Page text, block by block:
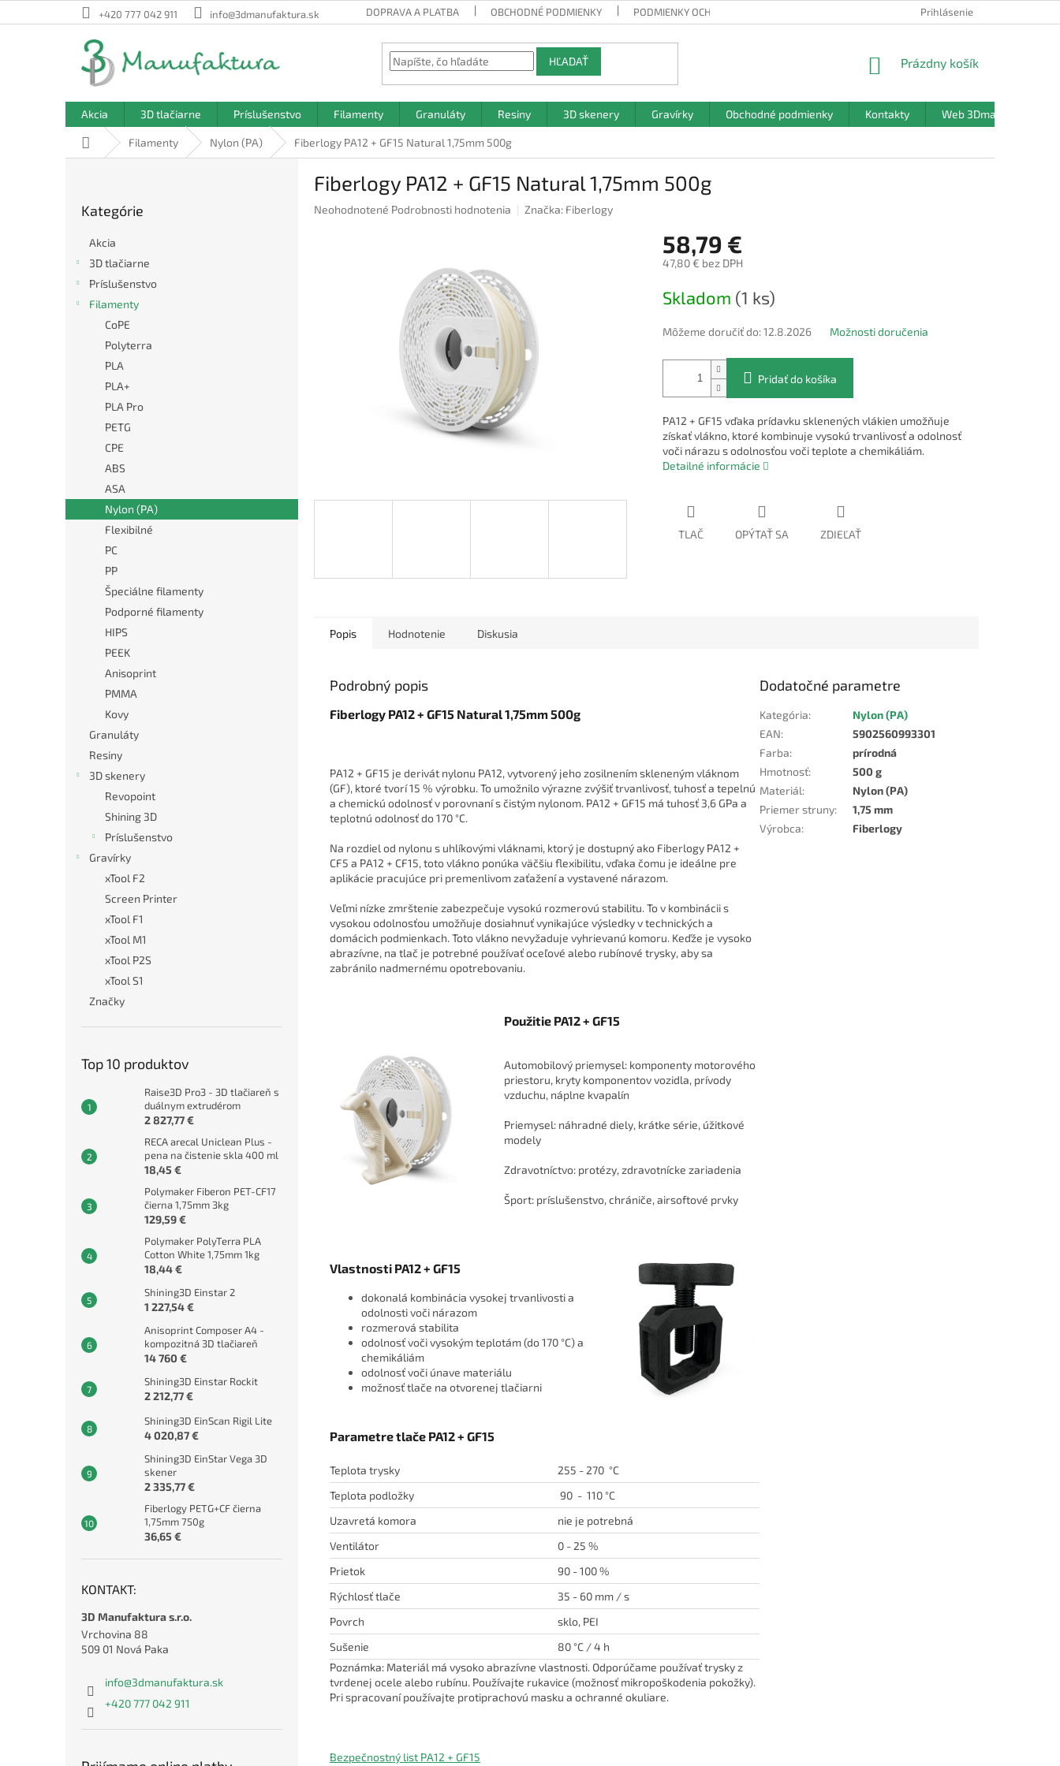
na
+420 777 042 911 info@3dmanufaktura.sk DOPRAVA A PLATBA OBCHODNÉ PODMIENKY PODMIENKY OCHRANY OSOBNÝCH ÚDAJOV Prihlásenie
HĽADAŤ
NÁKUPNÝ
Prázdny košík
Akcia 3D tlačiarne Príslušenstvo Filamenty Granuláty Resiny 3D skenery Gravírky Obchodné podmienky Kontakty Web 3Dmanufaktura.sk
DomovFilamenty Nylon (PA) Fiberlogy PA12 + GF15 Natural 1,75mm 500g
kategórie
Kategórie
Akcia
3D tlačiarne
Príslušenstvo
Filamenty
CoPE
Polyterra
PLA
PLA+
PLA Pro
PETG
CPE
ABS
ASA
Nylon (PA)
Flexibilné
PC
PP
Špeciálne filamenty
Podporné filamenty
HIPS
PEEK
Anisoprint
PMMA
Kovy
Granuláty
Resiny
3D skenery
Revopoint
Shining 3D
Príslušenstvo
Gravírky
xTool F2
Screen Printer
xTool F1
xTool M1
xTool P2S
xTool S1
Značky
Top 10 produktov
Raise3D Pro3 - 3D tlačiareň s
duálnym extrudérom
2 827,77 €
RECA arecal Uniclean Plus -
pena na čistenie skla 400 ml
18,45 €
Polymaker Fiberon PET-CF17
čierna 1,75mm 3kg
129,59 €
Polymaker PolyTerra PLA
Cotton White 1,75mm 1kg
18,44 €
Shining3D Einstar 2
1 227,54 €
Anisoprint Composer A4 -
kompozitná 3D tlačiareň
14 760 €
Shining3D Einstar Rockit
2 212,77 €
Shining3D EinScan Rigil Lite
4 020,87 €
Shining3D EinStar Vega 3D
skener
2 335,77 €
Fiberlogy PETG+CF čierna
1,75mm 750g
36,65 €
KONTAKT:
3D Manufaktura s.r.o.
Vrchovina 88
509 01 Nová Paka
info@3dmanufaktura.sk
+420 777 042 911
Fiberlogy PA12 + GF15 Natural 1,75mm 500g
Priemerné
Neohodnotené Podrobnosti hodnotenia Značka: Fiberlogy
58,79 €
47,80 € bez DPH
cena:
Skladom (1 ks)
Môžeme doručiť do: 12.8.2026 Možnosti doručenia
Pridať do košíka
PA12 + GF15 vďaka prídavku sklenených vlákien umožňuje
získať vlákno, ktoré kombinuje vysokú trvanlivosť a odolnosť
voči nárazu s odolnosťou voči teplote a chemikáliám.
Detailné informácie
TLAČ OPÝTAŤ SA ZDIEĽAŤ
Popis Hodnotenie Diskusia
Podrobný popis
Fiberlogy PA12 + GF15 Natural 1,75mm 500g
PA12 + GF15 je derivát nylonu PA12, vytvorený jeho zosilnením skleneným vláknom
(GF), ktoré tvorí 15 % výrobku. To umožnilo výrazne zvýšiť trvanlivosť, tuhosť a tepelnú
a chemickú odolnosť v porovnaní s čistým nylonom. PA12 + GF15 má tuhosť 3,6 GPa a
teplotnú odolnosť do 170 °C.
Na rozdiel od nylonu s uhlíkovými vláknami, ktorý je dostupný ako Fiberlogy PA12 +
CF5 a PA12 + CF15, toto vlákno ponúka väčšiu flexibilitu, vďaka čomu je ideálne pre
aplikácie pracujúce pri premenlivom zaťažení a vystavené nárazom.
Veľmi nízke zmrštenie zabezpečuje vysokú rozmerovú stabilitu. To v kombinácii s
vysokou odolnosťou umožňuje dosiahnuť vynikajúce výsledky v technických a
domácich podmienkach. Toto vlákno nevyžaduje vyhrievanú komoru. Keďže je vysoko
abrazívne, na tlač je potrebné používať oceľové alebo rubínové trysky, aby sa
zabránilo nadmernému opotrebovaniu.
Použitie PA12 + GF15
Automobilový priemysel: komponenty motorového
priestoru, kryty komponentov vozidla, prívody
vzduchu, náplne kvapalín
Priemysel: náhradné diely, krátke série, úžitkové
modely
Zdravotníctvo: protézy, zdravotnícke zariadenia
Šport: príslušenstvo, chrániče, airsoftové prvky
Vlastnosti PA12 + GF15
dokonalá kombinácia vysokej trvanlivosti a
odolnosti voči nárazom
rozmerová stabilita
odolnosť voči vysokým teplotám (do 170 °C) a
chemikáliám
odolnosť voči únave materiálu
možnosť tlače na otvorenej tlačiarni
Parametre tlače PA12 + GF15
Teplota trysky
255 - 270 °C
Teplota podložky
90 - 110 °C
Uzavretá komora
nie je potrebná
Ventilátor
0 - 25 %
Prietok
90 - 100 %
Rýchlosť tlače
35 - 60 mm / s
Povrch
sklo, PEI
Sušenie
80 °C / 4 h
Poznámka: Materiál má vysoko abrazívne vlastnosti. Odporúčame používať trysky z
tvrdenej ocele alebo rubínu. Používajte rukavice (možnosť mikropoškodenia pokožky).
Pri spracovaní používajte protiprachovú masku a ochranné okuliare.
Bezpečnostný list PA12 + GF15
Dodatočné parametre
Kategória:
Nylon (PA)
EAN:
5902560993301
Farba:
prírodná
Hmotnosť:
500 g
Materiál:
Nylon (PA)
Priemer struny:
1,75 mm
Výrobca: Fiberlogy